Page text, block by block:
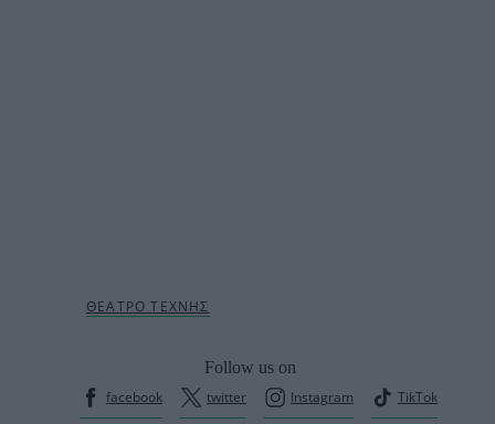
Follow us on
facebook
twitter Instagram TikTok